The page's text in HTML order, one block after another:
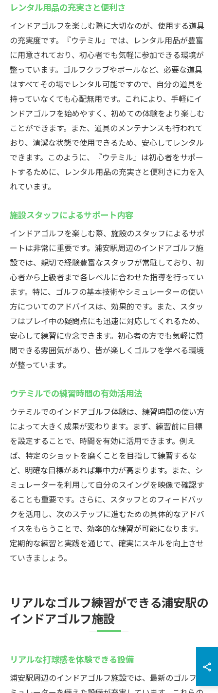
レンタル用品の充実さと便利さ
インドアゴルフを楽しむ際に大切なのが、使用する道具
の充実度です。『ウテミル』では、レンタル用品が豊富
に用意されており、初心者でも気軽に参加できる環境が
整っています。ゴルフクラブやボールなど、必要な道具
はすべてその場でレンタル可能ですので、自分の道具を
持っていなくても心配無用です。これにより、手軽にイ
ンドアゴルフを始めやすく、初めての体験をより楽しむ
ことができます。また、道具のメンテナンスも行われて
おり、清潔な状態で使用できるため、安心してレンタル
できます。このように、『ウテミル』は初心者をサポー
トするために、レンタル用品の充実さと便利さに力を入
れています。
施設スタッフによるサポート内容
インドアゴルフを楽しむ際、施設のスタッフによるサポ
ートは非常に重要です。浦安駅周辺のインドアゴルフ施
設では、親切で経験豊富なスタッフが常駐しており、初
心者から上級者まで各レベルに合わせた指導を行ってい
ます。特に、ゴルフの基本技術やシミュレーターの使い
方についてのアドバイスは、効果的です。また、スタッ
フはプレイ中の疑問点にも迅速に対応してくれるため、
安心して練習に専念できます。初心者の方でも気軽に質
問できる雰囲気があり、皆が楽しくゴルフを学べる環境
が整っています。
ウテミルでの練習時間の有効活用法
ウテミルでのインドアゴルフ体験は、練習時間の使い方
によって大きく成果が変わります。まず、練習前に目標
を設定することで、時間を有効に活用できます。例え
ば、特定のショットを磨くことを目指して練習するな
ど、明確な目標があれば集中力が高まります。また、シ
ミュレーターを利用して自分のスイングを映像で確認す
ることも重要です。さらに、スタッフとのフィードバッ
クを活用し、次のステップに進むための具体的なアドバ
イスをもらうことで、効率的な練習が可能になります。
定期的な練習と実践を通じて、確実にスキルを向上させ
ていきましょう。
リアルなゴルフ練習ができる浦安駅の
インドアゴルフ施設
リアルな打球感を体験できる設備
浦安駅周辺のインドアゴルフ施設では、最新のゴルフシ